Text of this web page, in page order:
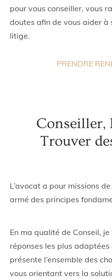
pour vous conseiller, vous
doutes afin de vous aider à
litige.
PRENDRE
Conseiller,
Trouver
L’avocat a pour missions
armé des principes
En ma qualité de Conseil,
réponses les plus
présente l’ensemble des
vous orientant vers la